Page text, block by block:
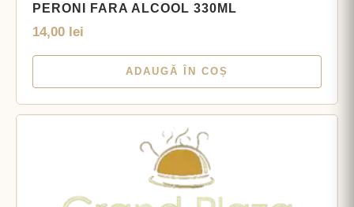
PERONI FARA ALCOOL 330ML
14,00 lei
ADAUGĂ ÎN COȘ